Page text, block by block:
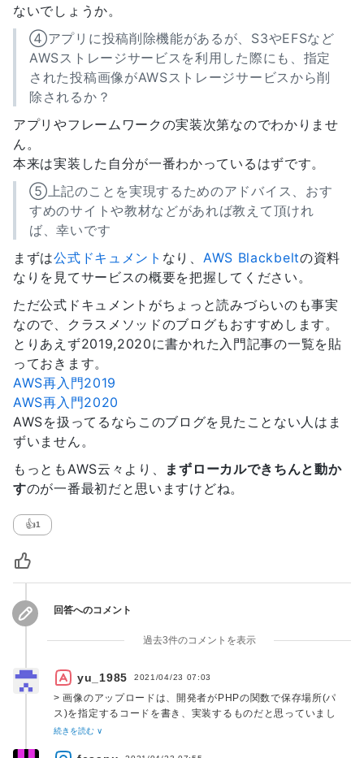
ないでしょうか。
④アプリに投稿削除機能があるが、S3やEFSなど
AWSストレージサービスを利用した際にも、指定
された投稿画像がAWSストレージサービスから削
除されるか？
アプリやフレームワークの実装次第なのでわかりませ
ん。
本来は実装した自分が一番わかっているはずです。
⑤上記のことを実現するためのアドバイス、おす
すめのサイトや教材などがあれば教えて頂けれ
ば、幸いです
まずは公式ドキュメント なり、 AWS Blackbeltの資料
なりを見てサービスの概要を把握してください。
ただ公式ドキュメントがちょっと読みづらいのも事実
なので、クラスメソッドのブログもおすすめします。
とりあえず2019,2020に書かれた入門記事の一覧を貼
っておきます。
AWS再入門2019
AWS再入門2020
AWSを扱ってるならこのブログを見たことない人はま
ずいません。
もっともAWS云々より、
まずローカルできちんと動か
すのが一番最初だと思いますけどね。
👍1
回答へのコメント
過去3件のコメントを表示
yu_1985 2021/04/23 07:03
> 画像のアップロードは、開発者がPHPの関数で保存場所(パ
ス)を指定するコードを書き、実装するものだと思っていまし
た。
続きを読む ∨